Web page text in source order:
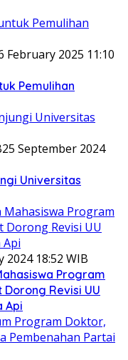
February 2025 11:10
Pemulihan
25 September 2024
Universitas
2024 18:52 WIB
Program
Revisi UU
Api